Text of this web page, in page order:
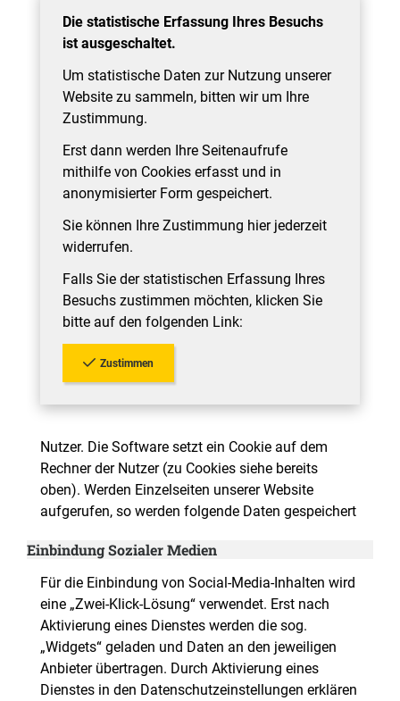
Die statistische Erfassung Ihres Besuchs
ist ausgeschaltet.
Um statistische Daten zur Nutzung unserer
Website zu sammeln, bitten wir um Ihre
Zustimmung.
Erst dann werden Ihre Seitenaufrufe
mithilfe von Cookies erfasst und in
anonymisierter Form gespeichert.
Sie können Ihre Zustimmung hier jederzeit
widerrufen.
Falls Sie der statistischen Erfassung Ihres
Besuchs zustimmen möchten, klicken Sie
bitte auf den folgenden Link:
Zustimmen
Nutzer. Die Software setzt ein Cookie auf dem
Rechner der Nutzer (zu Cookies siehe bereits
oben). Werden Einzelseiten unserer Website
aufgerufen, so werden folgende Daten gespeichert
Einbindung Sozialer Medien
Für die Einbindung von Social-Media-Inhalten wird
eine „Zwei-Klick-Lösung“ verwendet. Erst nach
Aktivierung eines Dienstes werden die sog.
„Widgets“ geladen und Daten an den jeweiligen
Anbieter übertragen. Durch Aktivierung eines
Dienstes in den Datenschutzeinstellungen erklären